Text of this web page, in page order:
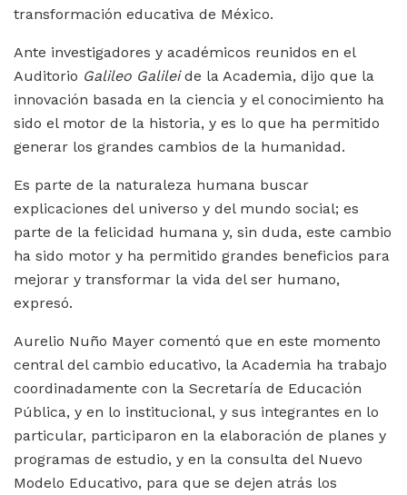
transformación educativa de México.
Ante investigadores y académicos reunidos en el
Auditorio Galileo Galileide la Academia, dijo que la
innovación basada en la ciencia y el conocimiento ha
sido el motor de la historia, y es lo que ha permitido
generar los grandes cambios de la humanidad.
Es parte de la naturaleza humana buscar
explicaciones del universo y del mundo social; es
parte de la felicidad humana y, sin duda, este cambio
ha sido motor y ha permitido grandes beneficios para
mejorar y transformar la vida del ser humano,
expresó.
Aurelio Nuño Mayer comentó que en este momento
central del cambio educativo, la Academia ha trabajo
coordinadamente con la Secretaría de Educación
Pública, y en lo institucional, y sus integrantes en lo
particular, participaron en la elaboración de planes y
programas de estudio, y en la consulta del Nuevo
Modelo Educativo, para que se dejen atrás los